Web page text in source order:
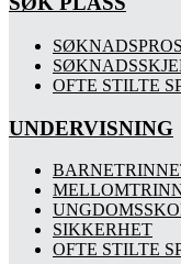
OFTE STILTE
UNDERVISNING
SIKKERHET
OFTE STILTE